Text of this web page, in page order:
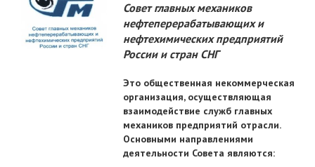
Совет главных механиков
нефтеперерабатывающих и
нефтехимических предприятий
России и стран СНГ
Это общественная некоммерческая
организация, осуществляющая
взаимодействие служб главных
механиков предприятий отрасли.
Основными направлениями
деятельности Совета являются: